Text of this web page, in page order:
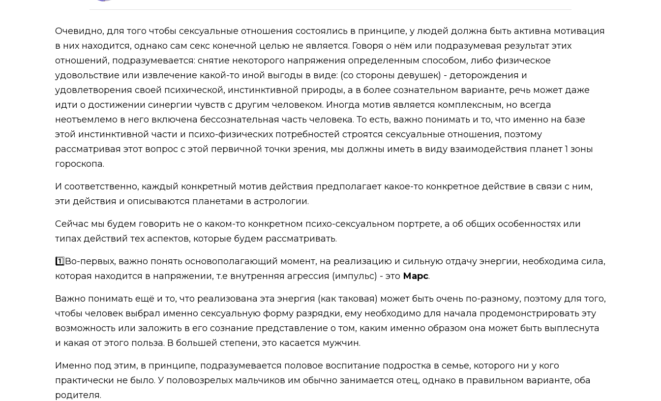
Очевидно, для того чтобы сексуальные отношения состоялись в принципе, у людей должна быть активна мотивация
в них находится, однако сам секс конечной целью не является. Говоря о нём или подразумевая результат этих
отношений, подразумевается: снятие некоторого напряжения определенным способом, либо физическое
удовольствие или извлечение какой-то иной выгоды в виде: (со стороны девушек) - деторождения и
удовлетворения своей психической, инстинктивной природы, а в более сознательном варианте, речь может даже
идти о достижении синергии чувств с другим человеком. Иногда мотив является комплексным, но всегда
неотъемлемо в него включена бессознательная часть человека. То есть, важно понимать и то, что именно на базе
этой инстинктивной части и психо-физических потребностей строятся сексуальные отношения, поэтому
рассматривая этот вопрос с этой первичной точки зрения, мы должны иметь в виду взаимодействия планет 1 зоны
гороскопа.
И соответственно, каждый конкретный мотив действия предполагает какое-то конкретное действие в связи с ним,
эти действия и описываются планетами в астрологии.
Сейчас мы будем говорить не о каком-то конкретном психо-сексуальном портрете, а об общих особенностях или
типах действий тех аспектов, которые будем рассматривать.
1️⃣Во-первых, важно понять основополагающий момент, на реализацию и сильную отдачу энергии, необходима сила,
которая находится в напряжении, т.е внутренняя агрессия (импульс) - это Марс.
Важно понимать ещё и то, что реализована эта энергия (как таковая) может быть очень по-разному, поэтому для того,
чтобы человек выбрал именно сексуальную форму разрядки, ему необходимо для начала продемонстрировать эту
возможность или заложить в его сознание представление о том, каким именно образом она может быть выплеснута
и какая от этого польза. В большей степени, это касается мужчин.
Именно под этим, в принципе, подразумевается половое воспитание подростка в семье, которого ни у кого
практически не было. У половозрелых мальчиков им обычно занимается отец, однако в правильном варианте, оба
родителя.